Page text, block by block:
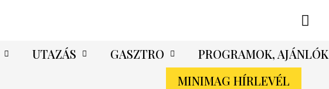
UTAZÁS GASZTRO PROGRAMOK, AJÁNLÓK
MINIMAG HÍRLEVÉL